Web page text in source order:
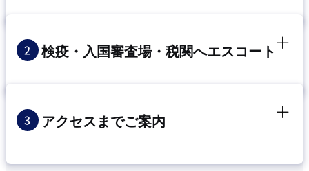
検疫・入国審査場・税関へエスコート
アクセスまでご案内